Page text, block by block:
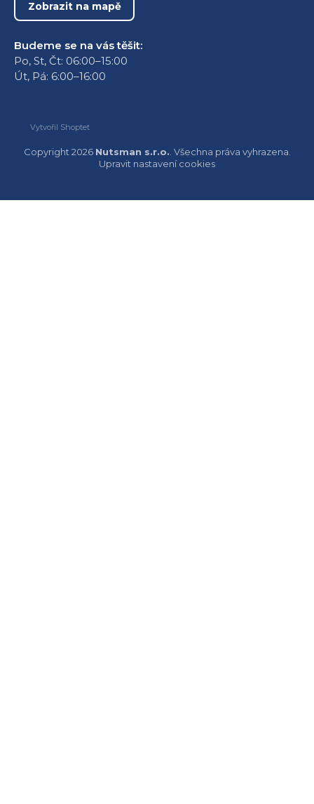
Zobrazit na mapě
Budeme se na vás těšit:
Po, St, Čt: 06:00–15:00
Út, Pá: 6:00–16:00
Vytvořil Shoptet
Copyright 2026 Nutsman s.r.o. . Všechna práva vyhrazena.
Upravit nastavení cookies